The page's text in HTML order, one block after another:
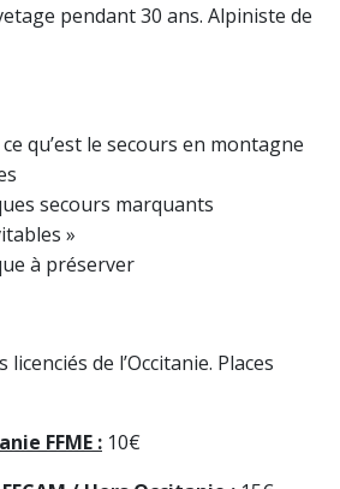
pendant 30 ans. Alpiniste de
qu’est le secours en montagne
secours marquants
»
à préserver
de l’Occitanie. Places
FFME : 10€